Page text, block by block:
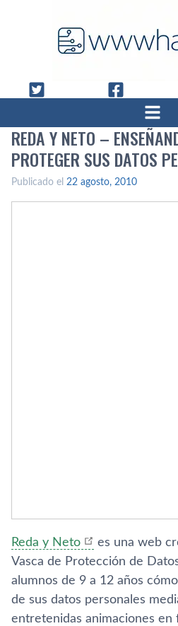
REDA Y NETO –
PROTEGER SUS DATOS
Publicado el 22 agosto, 2010
Reda y Neto
es una web
Vasca de Protección de
alumnos de 9 a 12 años
de sus datos personales
entretenidas animaciones en